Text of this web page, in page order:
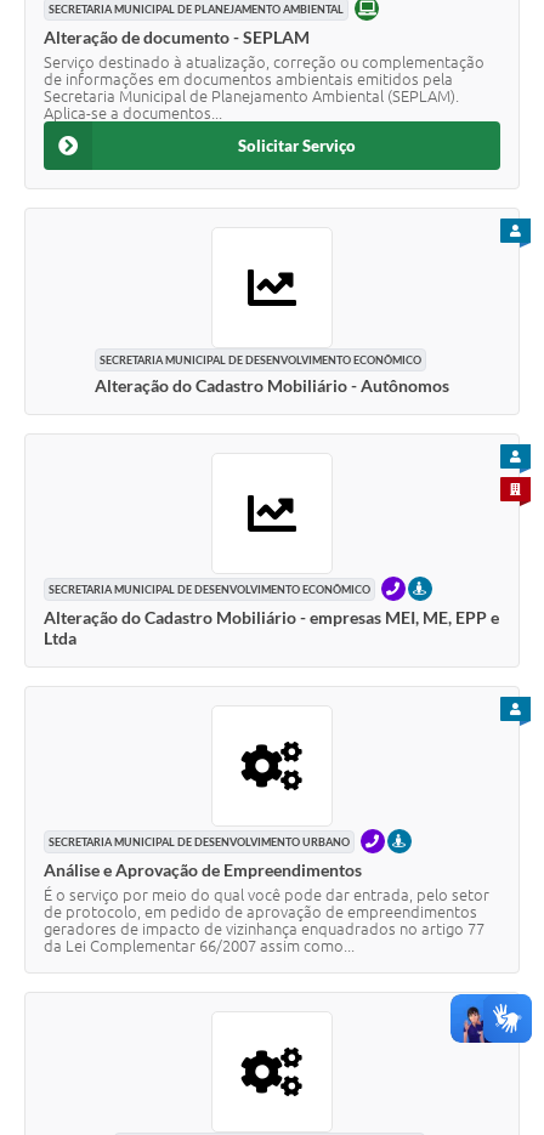
SECRETARIA MUNICIPAL DE PLANEJAMENTO AMBIENTAL ONLINE
Alteração de documento - SEPLAM
Serviço destinado à atualização, correção ou complementação
de informações em documentos ambientais emitidos pela
Secretaria Municipal de Planejamento Ambiental (SEPLAM).
Aplica-se a documentos...
Solicitar Serviço
SECRETARIA MUNICIPAL DE DESENVOLVIMENTO ECONÔMICO
Alteração do Cadastro Mobiliário - Autônomos
SECRETARIA MUNICIPAL DE DESENVOLVIMENTO ECONÔMICO TELEFONEPRESENCIAL
Alteração do Cadastro Mobiliário - empresas MEI, ME, EPP e
Ltda
PARA
SECRETARIA MUNICIPAL DE DESENVOLVIMENTO URBANO TELEFONEPRESENCIAL
Análise e Aprovação de Empreendimentos
É o serviço por meio do qual você pode dar entrada, pelo setor
de protocolo, em pedido de aprovação de empreendimentos
geradores de impacto de vizinhança enquadrados no artigo 77
da Lei Complementar 66/2007 assim como...
PARA